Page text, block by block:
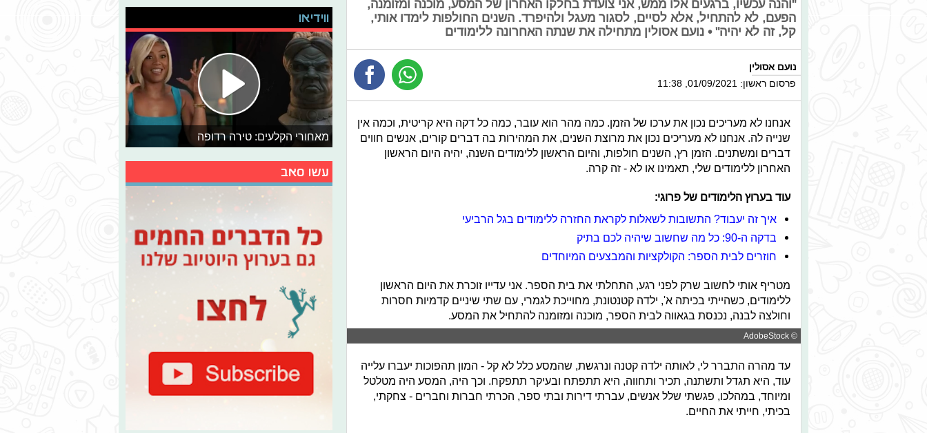
"והנה עכשיו, ברגעים אלו ממש, אני צועדת בחלקו האחרון של המסע, מוכנה ומזומנה,
הפעם, לא להתחיל, אלא לסיים, לסגור מעגל ולהיפרד. השנים החולפות לימדו אותי,
קל, זה לא יהיה" • נועם אסולין מתחילה את שנתה האחרונה ללימודים
נועם אסולין
פרסום ראשון: 01/09/2021, 11:38
אנחנו לא מעריכים נכון את ערכו של הזמן. כמה מהר הוא עובר, כמה כל דקה היא קריטית, וכמה אין
שנייה לה. אנחנו לא מעריכים נכון את מרוצת השנים, את המהירות בה דברים קורים, אנשים חווים
דברים ומשתנים. הזמן רץ, השנים חולפות, והיום הראשון ללימודים השנה, יהיה היום הראשון
האחרון ללימודים שלי, תאמינו או לא - זה קרה.
עוד בערוץ הלימודים של פרוגי:
איך זה יעבוד? התשובות לשאלות לקראת החזרה ללימודים בגל הרביעי
בדקה ה-90: כל מה שחשוב שיהיה לכם בתיק
חוזרים לבית הספר: הקולקציות והמבצעים המיוחדים
מטריף אותי לחשוב שרק לפני רגע, התחלתי את בית הספר. אני עדייו זוכרת את היום הראשון
ללימודים, כשהייתי בכיתה א', ילדה קטנטונת, מחוייכת לגמרי, עם שתי שיניים קדמיות חסרות
וחולצה לבנה, נכנסת בגאווה לבית הספר, מוכנה ומזומנה להתחיל את המסע.
© AdobeStock
עד מהרה התברר לי, לאותה ילדה קטנה ונרגשת, שהמסע כלל לא קל - המון תהפוכות יעברו עלייה
עוד, היא תגדל ותשתנה, תכיר ותחווה, היא תתפתח ובעיקר תתפקח. וכך היה, המסע היה מטלטל
ומיוחד, במהלכו, פגשתי שלל אנשים, עברתי דירות ובתי ספר, הכרתי חברות וחברים - צחקתי,
בכיתי, חייתי את החיים.
ווידיאו
מאחורי הקלעים: טירה רדופה
עשו סאב